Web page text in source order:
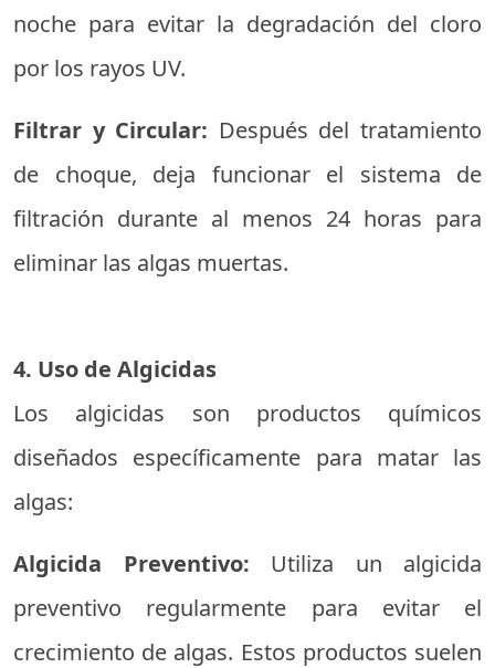
noche para evitar la degradación del cloro
por los rayos UV.
Filtrar y Circular: Después del tratamiento
de choque, deja funcionar el sistema de
filtración durante al menos 24 horas para
eliminar las algas muertas.
4. Uso de Algicidas
Los algicidas son productos químicos
diseñados específicamente para matar las
algas:
Algicida Preventivo: Utiliza un algicida
preventivo regularmente para evitar el
crecimiento de algas. Estos productos suelen